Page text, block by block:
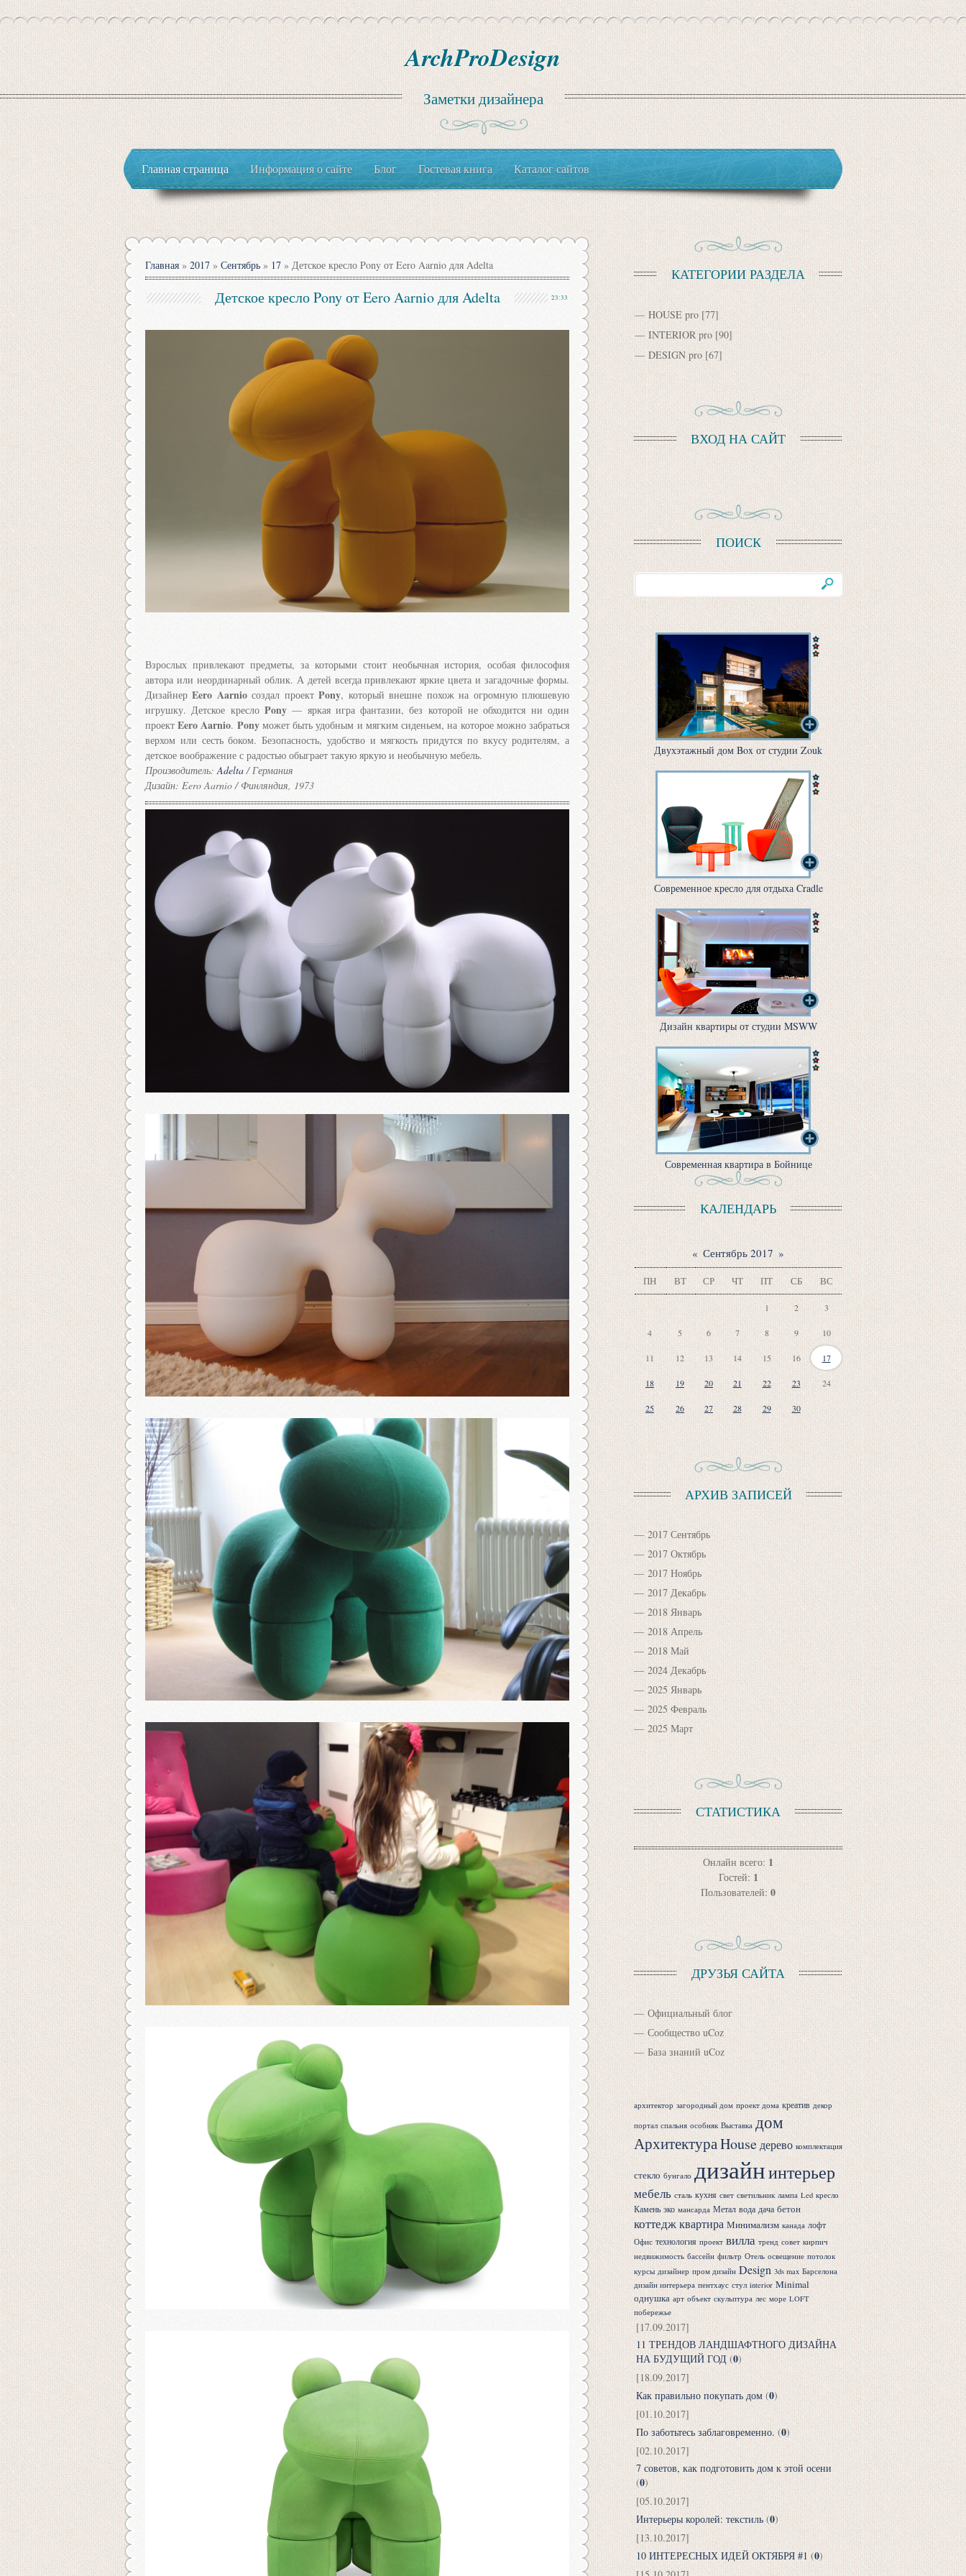
ArchProDesign
Заметки дизайнера
Главная страница Информация о сайте Блог Гостевая книга Каталог сайтов
Главная » 2017 » Сентябрь » 17 » Детское кресло Pony от Eero Aarnio для Adelta
23:33
Детское кресло Pony от Eero Aarnio для Adelta
Взрослых привлекают предметы, за которыми стоит необычная история, особая философия
автора или неординарный облик. А детей всегда привлекают яркие цвета и загадочные формы.
ДизайнерEero Aarnioсоздал проектPony, который внешне похож на огромную плюшевую
игрушку. Детское кресло Pony— яркая игра фантазии, без которой не обходится ни один
проектEero Aarnio. Ponyможет быть удобным и мягким сиденьем, на которое можно забраться
верхом или сесть боком. Безопасность, удобство и мягкость придутся по вкусу родителям, а
детское воображение с радостью обыграет такую яркую и необычную мебель.
Производитель:Adelta/ Германия
Дизайн: Eero Aarnio / Финляндия, 1973
КАТЕГОРИИ РАЗДЕЛА
HOUSE pro [77]
INTERIOR pro [90]
DESIGN pro [67]
ВХОД НА САЙТ
ПОИСК
Двухэтажный дом Box от студии Zouk
Современное кресло для отдыха Cradle
Дизайн квартиры от студии MSWW
Современная квартира в Бойнице
КАЛЕНДАРЬ
« Сентябрь 2017 »
ПН ВТ СР ЧТ ПТ СБ ВС
1 2 3
4 5 6 7 8 9 10
11 12 13 14 15 16 17
18 19 20 21 22 23 24
25 26 27 28 29 30
АРХИВ ЗАПИСЕЙ
2017 Сентябрь
2017 Октябрь
2017 Ноябрь
2017 Декабрь
2018 Январь
2018 Апрель
2018 Май
2024 Декабрь
2025 Январь
2025 Февраль
2025 Март
СТАТИСТИКА
Онлайн всего:1
Гостей: 1
Пользователей: 0
ДРУЗЬЯ САЙТА
Официальный блог
Сообщество uCoz
База знаний uCoz
архитектор загородный дом проект дома креатив декор
портал спальня особняк Выставка дом
АрхитектураHouse дерево комплектация
стекло бунгало дизайнинтерьер
мебель сталь кухня свет светильник лампа Led кресло
Камень эко мансарда Метал вода дача бетон
коттеджквартира Минимализм канада лофт
Офис технология проект вилла тренд совет кирпич
недвижимость бассейн фильтр Отель освещение потолок
курсы дизайнер пром дизайн Design 3ds max Барселона
дизайн интерьера пентхаус стул interior Minimal
однушка арт объект скульптура лес море LOFT
побережье
[17.09.2017]
11 ТРЕНДОВ ЛАНДШАФТНОГО ДИЗАЙНА
НА БУДУЩИЙ ГОД (0)
[18.09.2017]
Как правильно покупать дом (0)
[01.10.2017]
По заботьтесь заблаговременно. (0)
[02.10.2017]
7 советов, как подготовить дом к этой осени
(0)
[05.10.2017]
Интерьеры королей: текстиль (0)
[13.10.2017]
10 ИНТЕРЕСНЫХ ИДЕЙ ОКТЯБРЯ #1 (0)